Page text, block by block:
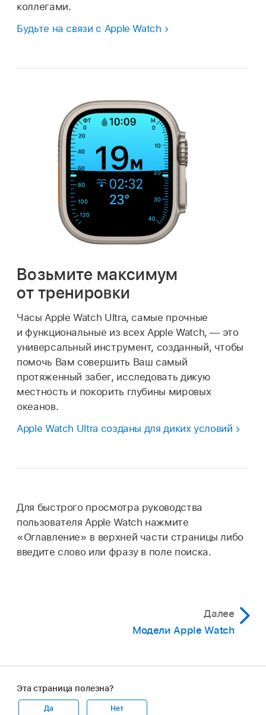
коллегами.
Будьте на связи с Apple Watch
Возьмите максимум
от тренировки
Часы Apple Watch Ultra, самые прочные
и функциональные из всех Apple Watch, — это
универсальный инструмент, созданный, чтобы
помочь Вам совершить Ваш самый
протяженный забег, исследовать дикую
местность и покорить глубины мировых
океанов.
Apple Watch Ultra созданы для диких условий
Для быстрого просмотра руководства
пользователя Apple Watch нажмите
«Оглавление» в верхней части страницы либо
введите слово или фразу в поле поиска.
Далее
Модели Apple Watch
Эта страница полезна?
Да Нет